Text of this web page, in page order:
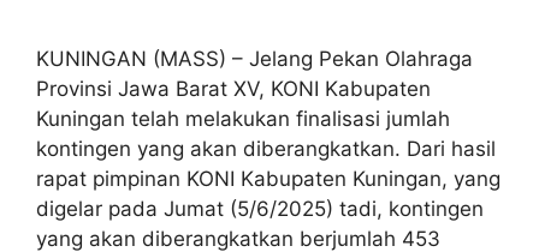
KUNINGAN (MASS) – Jelang Pekan Olahraga
Provinsi Jawa Barat XV, KONI Kabupaten
Kuningan telah melakukan finalisasi jumlah
kontingen yang akan diberangkatkan. Dari hasil
rapat pimpinan KONI Kabupaten Kuningan, yang
digelar pada Jumat (5/6/2025) tadi, kontingen
yang akan diberangkatkan berjumlah 453